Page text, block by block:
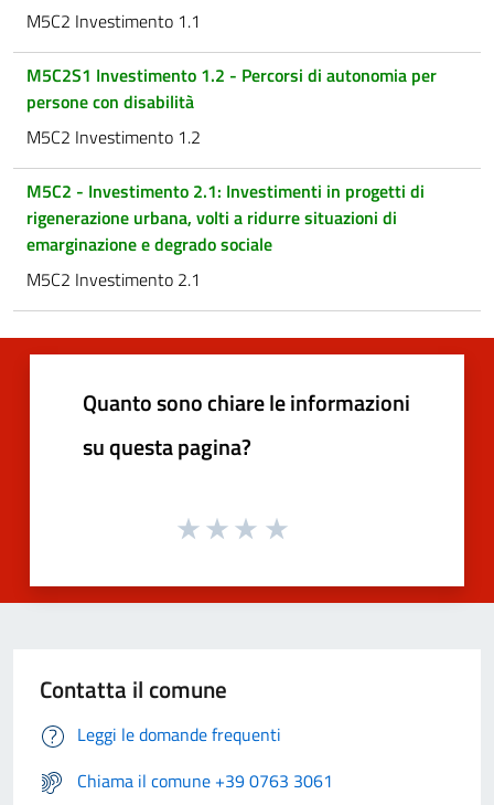
M5C2 Investimento 1.1
M5C2S1 Investimento 1.2 - Percorsi di autonomia per
persone con disabilità
M5C2 Investimento 1.2
M5C2 - Investimento 2.1: Investimenti in progetti di
rigenerazione urbana, volti a ridurre situazioni di
emarginazione e degrado sociale
M5C2 Investimento 2.1
Quanto sono chiare le informazioni
su questa pagina?
Contatta il comune
Leggi le domande frequenti
Chiama il comune +39 0763 3061